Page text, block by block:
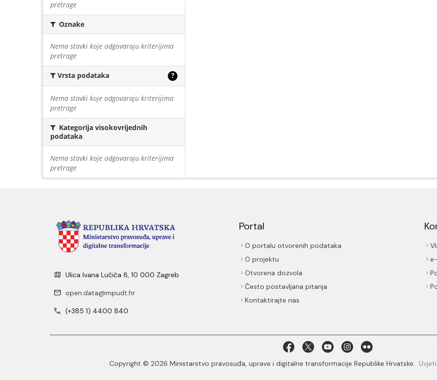
pretrage
Oznake
Nema stavki koje odgovaraju kriterijima
pretrage
Vrsta podataka ?
Nema stavki koje odgovaraju kriterijima
pretrage
Kategorija visokovrijednih
podataka
Nema stavki koje odgovaraju kriterijima
pretrage